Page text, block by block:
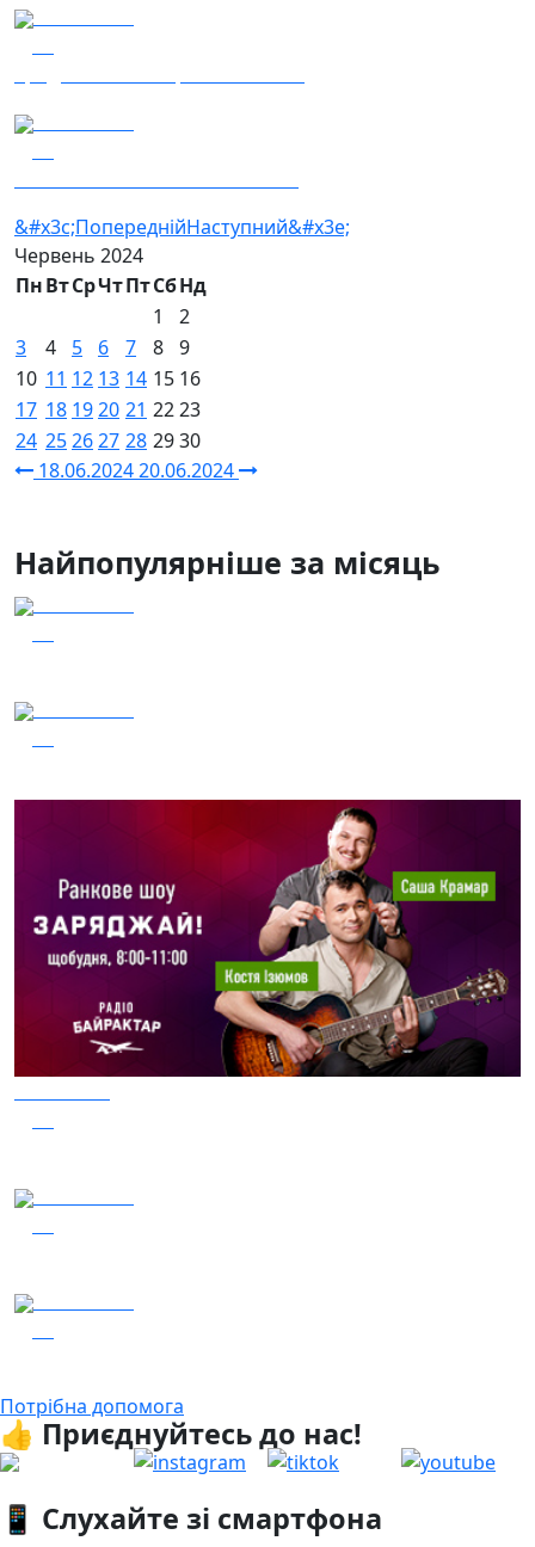
&#x3c;ПопереднійНаступний&#x3e;
Червень 2024
ПнВтСрЧтПтСбНд
1
2
3
4 5 6 7 8 9
10 11 12 13 14 15 16
17 18 1920 21 2223
24 252627 28 2930
18.06.202420.06.2024
Найпопулярніше за місяць
Потрібна допомога
👍 Приєднуйтесь до нас!
📱 Слухайте зі смартфона